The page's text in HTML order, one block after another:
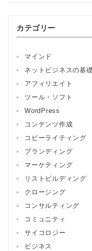
カテゴリー
マインド
ネットビジネスの基礎
アフィリエイト
ツール・ソフト
WordPress
コンテンツ作成
コピーライティング
ブランディング
マーケティング
リストビルディング
クロージング
コンサルティング
コミュニティ
サイコロジー
ビジネス